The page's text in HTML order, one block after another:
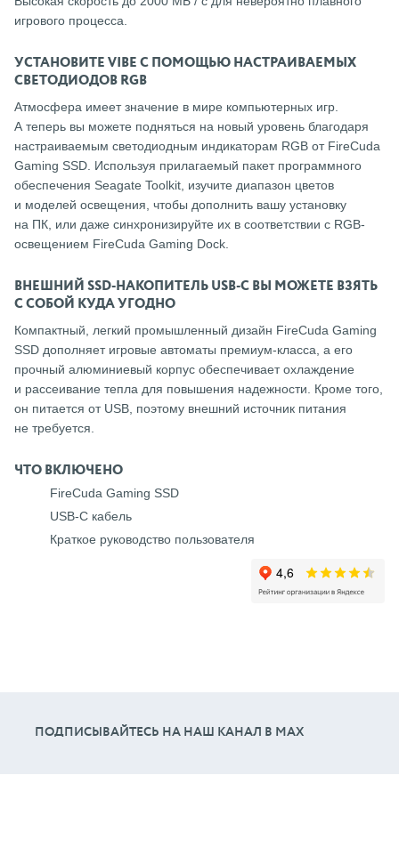
игрового процесса.
УСТАНОВИТЕ VIBE С ПОМОЩЬЮ НАСТРАИВАЕМЫХ
СВЕТОДИОДОВ RGB
Атмосфера имеет значение в мире компьютерных игр.
А теперь вы можете подняться на новый уровень благодаря
настраиваемым светодиодным индикаторам RGB от FireCuda
Gaming SSD. Используя прилагаемый пакет программного
обеспечения Seagate Toolkit, изучите диапазон цветов
и моделей освещения, чтобы дополнить вашу установку
на ПК, или даже синхронизируйте их в соответствии с RGB-
освещением FireCuda Gaming Dock.
ВНЕШНИЙ SSD-НАКОПИТЕЛЬ USB-C ВЫ МОЖЕТЕ ВЗЯТЬ
С СОБОЙ КУДА УГОДНО
Компактный, легкий промышленный дизайн FireCuda Gaming
SSD дополняет игровые автоматы премиум-класса, а его
прочный алюминиевый корпус обеспечивает охлаждение
и рассеивание тепла для повышения надежности. Кроме того,
он питается от USB, поэтому внешний источник питания
не требуется.
ЧТО ВКЛЮЧЕНО
FireCuda Gaming SSD
USB-C кабель
Краткое руководство пользователя
ПОДПИСЫВАЙТЕСЬ НА НАШ КАНАЛ В МАХ